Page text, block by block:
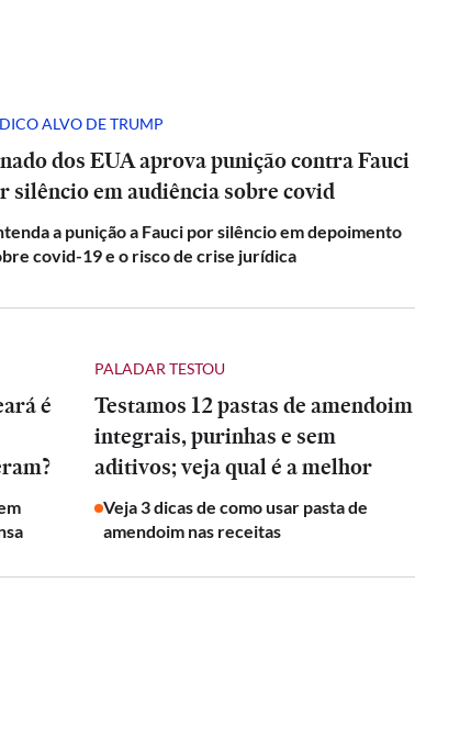
ALVO DE TRUMP
dos EUA aprova punição contra Fauci
silêncio em audiência sobre covid
a punição a Fauci por silêncio em depoimento
covid-19 e o risco de crise jurídica
é
PALADAR TESTOU
Testamos 12 pastas de amendoim
integrais, purinhas e sem
aditivos; veja qual é a melhor
Veja 3 dicas de como usar pasta de
amendoim nas receitas